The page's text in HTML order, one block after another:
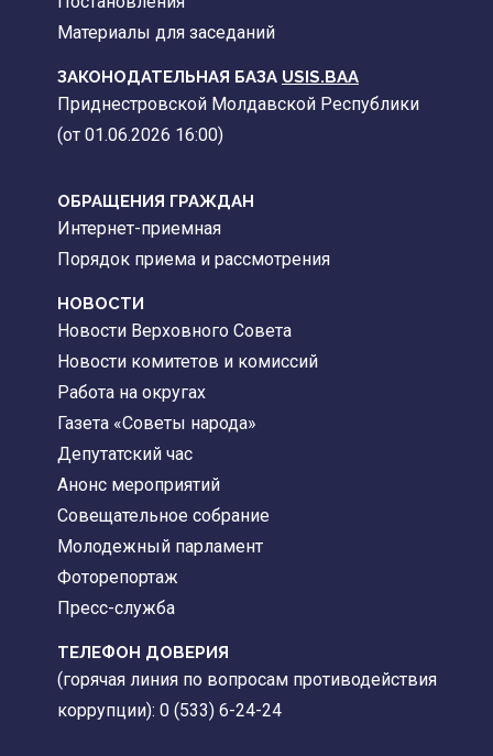
Материалы для заседаний
ЗАКОНОДАТЕЛЬНАЯ БАЗА USIS.BAA
Приднестровской Молдавской Республики
(от 01.06.2026 16:00)
ОБРАЩЕНИЯ ГРАЖДАН
Интернет-приемная
Порядок приема и рассмотрения
НОВОСТИ
Новости Верховного Совета
Новости комитетов и комиссий
Работа на округах
Газета «Советы народа»
Депутатский час
Анонс мероприятий
Совещательное собрание
Молодежный парламент
Фоторепортаж
Пресс-служба
ТЕЛЕФОН ДОВЕРИЯ
(горячая линия по вопросам противодействия
коррупции): 0 (533) 6-24-24